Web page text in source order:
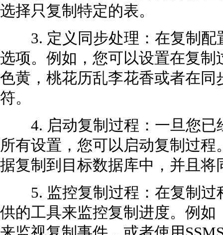
选择只复制特定的表。
3. 定义同步处理：在复制配
选项。例如，您可以设置在复
色黄，桃花历乱李花香或者在
符。
4. 启动复制过程：一旦您已
所有设置，您可以启动复制过
据复制到目标数据库中，并且将
5. 监控复制过程：在复制过
供的工具来监控复制进度。例如